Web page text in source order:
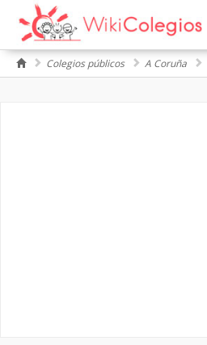
Colegios públicos A Coruña